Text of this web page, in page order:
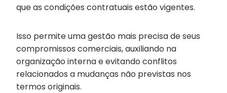
que as condições contratuais estão vigentes.
Isso permite uma gestão mais precisa de seus
compromissos comerciais, auxiliando na
organização interna e evitando conflitos
relacionados a mudanças não previstas nos
termos originais.